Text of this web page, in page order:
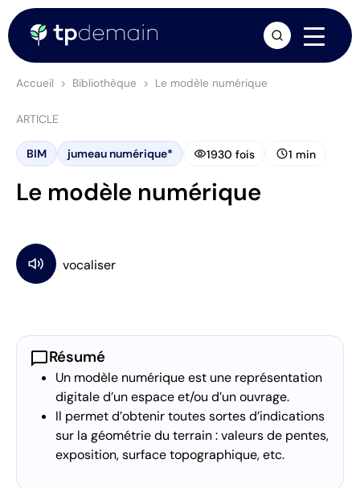
Accueil Bibliothèque Le modèle numérique
ARTICLE
BIM jumeau numérique* visibility1930 fois schedule1 min
Le modèle numérique
chat_bubbleRésumé
Un modèle numérique est une représentation
digitale d’un espace et/ou d’un ouvrage.
Il permet d’obtenir toutes sortes d’indications
sur la géométrie du terrain : valeurs de pentes,
exposition, surface topographique, etc.
arrow_forward